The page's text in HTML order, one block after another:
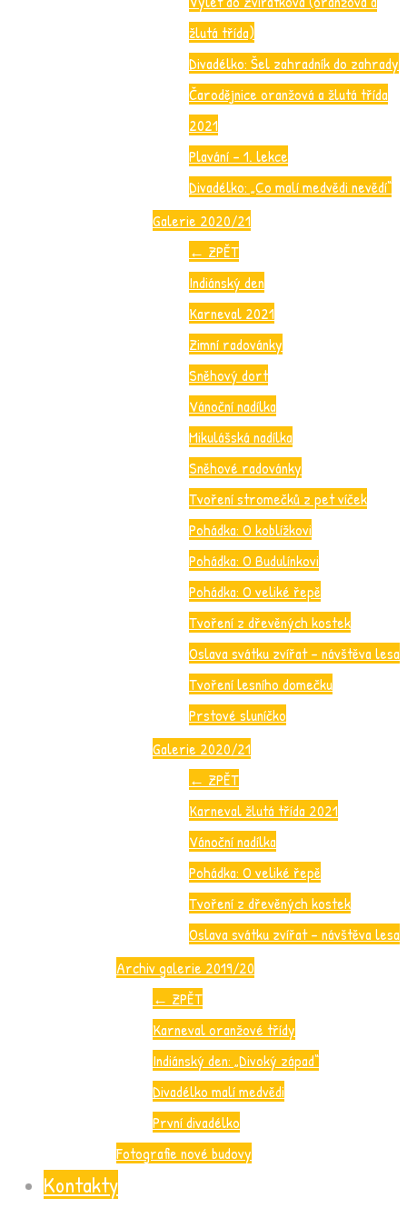
žlutá třída)
Divadélko: Šel zahradník do zahrady
Čarodějnice oranžová a žlutá třída
2021
Plavání – 1. lekce
Divadélko: „Co malí medvědi nevědí“
Galerie 2020/21
← ZPĚT
Indiánský den
Karneval 2021
Zimní radovánky
Sněhový dort
Vánoční nadílka
Mikulášská nadílka
Sněhové radovánky
Tvoření stromečků z pet víček
Pohádka: O koblížkovi
Pohádka: O Budulínkovi
Pohádka: O veliké řepě
Tvoření z dřevěných kostek
Oslava svátku zvířat – návštěva lesa
Tvoření lesního domečku
Prstové sluníčko
Galerie 2020/21
← ZPĚT
Karneval žlutá třída 2021
Vánoční nadílka
Pohádka: O veliké řepě
Tvoření z dřevěných kostek
Oslava svátku zvířat – návštěva lesa
Archiv galerie 2019/20
← ZPĚT
Karneval oranžové třídy
Indiánský den: „Divoký západ“
Divadélko malí medvědi
První divadélko
Fotografie nové budovy
Kontakty